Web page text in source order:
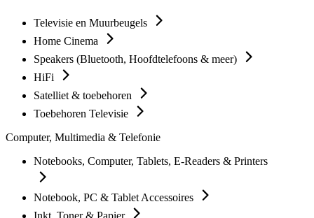
Televisie en Muurbeugels
Home Cinema
Speakers (Bluetooth, Hoofdtelefoons & meer)
HiFi
Satelliet & toebehoren
Toebehoren Televisie
Computer, Multimedia & Telefonie
Notebooks, Computer, Tablets, E-Readers & Printers
Notebook, PC & Tablet Accessoires
Inkt, Toner & Papier